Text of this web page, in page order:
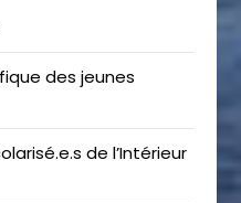
des jeunes
de l’Intérieur